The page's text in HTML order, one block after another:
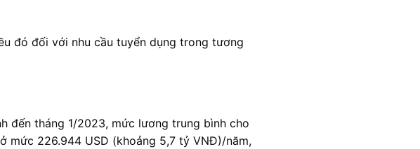
đó đối với nhu cầu tuyển dụng trong tương
đến tháng 1/2023, mức lương trung bình cho
mức 226.944 USD (khoảng 5,7 tỷ VNĐ)/năm,